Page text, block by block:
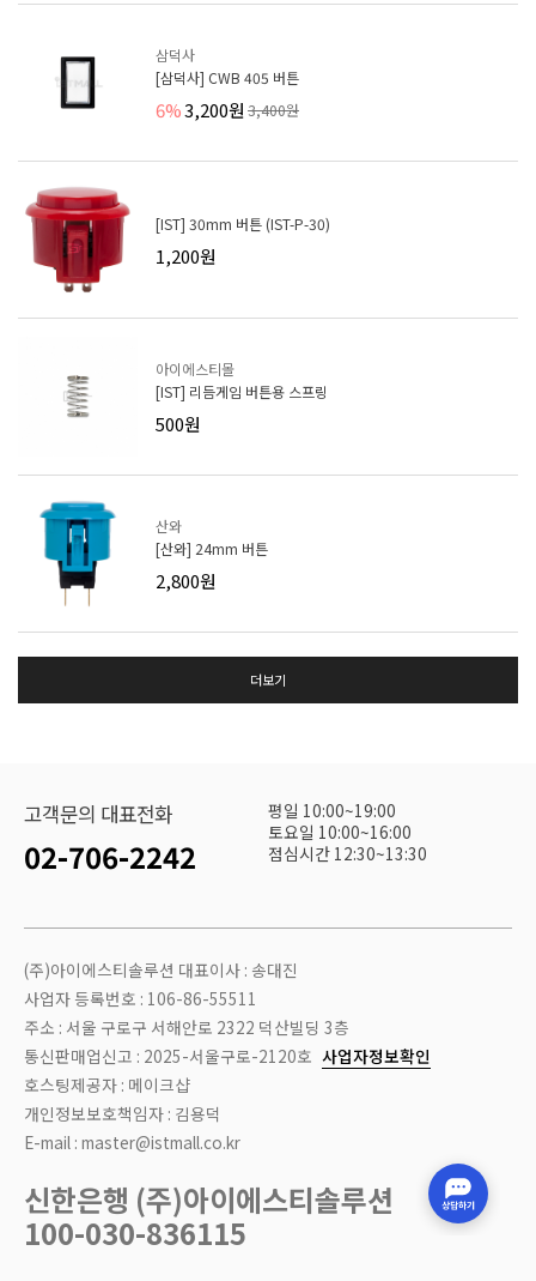
삼덕사
[삼덕사] CWB 405 버튼
6%3,200원 3,400원
[IST] 30mm 버튼 (IST-P-30)
1,200원
아이에스티몰
[IST] 리듬게임 버튼용 스프링
500원
산와
[산와] 24mm 버튼
2,800원
더보기
고객문의 대표전화
02-706-2242
평일 10:00~19:00
토요일 10:00~16:00
점심시간 12:30~13:30
(주)아이에스티솔루션 대표이사 : 송대진
사업자 등록번호 : 106-86-55511
주소 : 서울 구로구 서해안로 2322 덕산빌딩 3층
통신판매업신고 : 2025-서울구로-2120호 사업자정보확인
호스팅제공자 : 메이크샵
개인정보보호책임자 : 김용덕
E-mail : master@istmall.co.kr
신한은행 (주)아이에스티솔루션
100-030-836115